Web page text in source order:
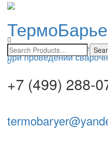
0
Изоляционные
при проведении
+7 (499) 288-